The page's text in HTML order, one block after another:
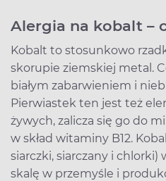
Alergia na kobalt –
Kobalt to stosunkowo
skorupie ziemskiej metal.
białym zabarwieniem i
Pierwiastek ten jest też
żywych, zalicza się go do
w skład witaminy B12.
siarczki, siarczany i chlorki)
skalę w przemyśle i